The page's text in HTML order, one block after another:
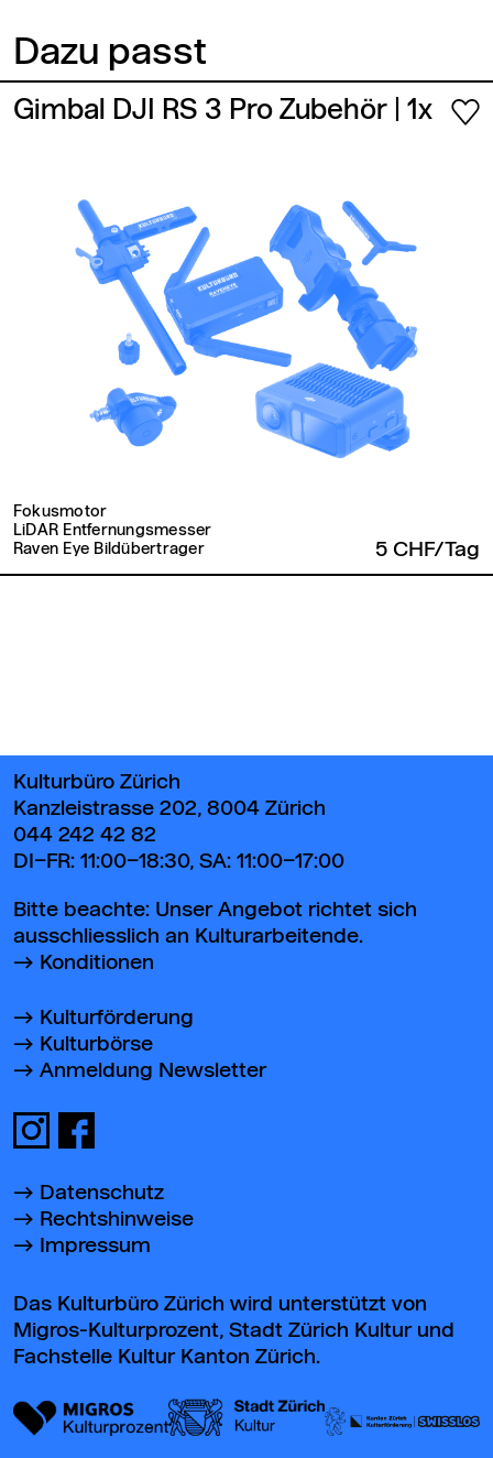
Dazu passt
Gimbal DJI RS 3 Pro Zubehör | 1x
Fokusmotor
LiDAR Entfernungsmesser
Raven Eye Bildübertrager
5 CHF/Tag
Kulturbüro Zürich
Kanzleistrasse 202, 8004 Zürich
044 242 42 82
DI–FR: 11:00–18:30, SA: 11:00–17:00
Bitte beachte: Unser Angebot richtet sich
ausschliesslich an Kulturarbeitende.
Konditionen
Kulturförderung
Kulturbörse
Anmeldung Newsletter
Datenschutz
Rechtshinweise
Impressum
Das Kulturbüro Zürich wird unterstützt von
Migros-Kulturprozent, Stadt Zürich Kultur und
Fachstelle Kultur Kanton Zürich.